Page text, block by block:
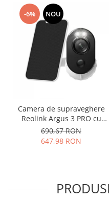
-6% NOU
Camera de supraveghere
Reolink Argus 3 PRO cu
Panou Solar, inteligenta
artificiala, detectare
Persoana/Vehicul baterie,
690,67 RON
647,98 RON